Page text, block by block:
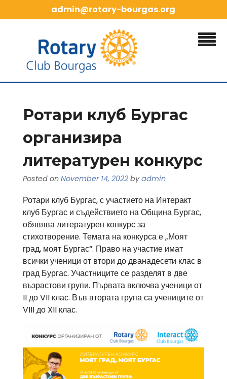
to
admin@rotary-bourgas.org
Ротари клуб Бургас
организира
литературен конкурс
Posted on November 14, 2022byadmin
Ротари клуб Бургас, с участието на Интеракт
клуб Бургас и съдействието на Община Бургас,
обявява литературен конкурс за
стихотворение. Темата на конкурса е „Моят
град, моят Бургас“. Право на участие имат
всички ученици от втори до дванадесети клас в
град Бургас. Участниците се разделят в две
възрастови групи. Първата включва ученици от
II до VII клас. Във втората група са учениците от
VIII до XII клас.